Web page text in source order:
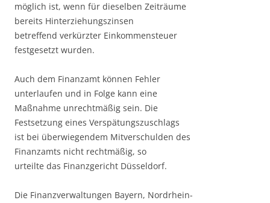
möglich ist, wenn für dieselben Zeiträume
bereits Hinterziehungszinsen
betreffend verkürzter Einkommensteuer
festgesetzt wurden.
Auch dem Finanzamt können Fehler
unterlaufen und in Folge kann eine
Maßnahme unrechtmäßig sein. Die
Festsetzung eines Verspätungszuschlags
ist bei überwiegendem Mitverschulden des
Finanzamts nicht rechtmäßig, so
urteilte das Finanzgericht Düsseldorf.
Die Finanzverwaltungen Bayern, Nordrhein-